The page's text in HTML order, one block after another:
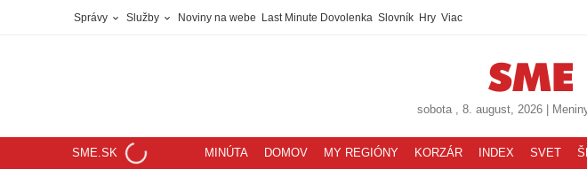
Správy Služby Noviny na webe Last Minute Dovolenka Slovník Hry Viac
sobota , 8. august, 2026|
SME.SK MINÚTA DOMOV MY REGIÓNY KORZÁR INDEX SVET